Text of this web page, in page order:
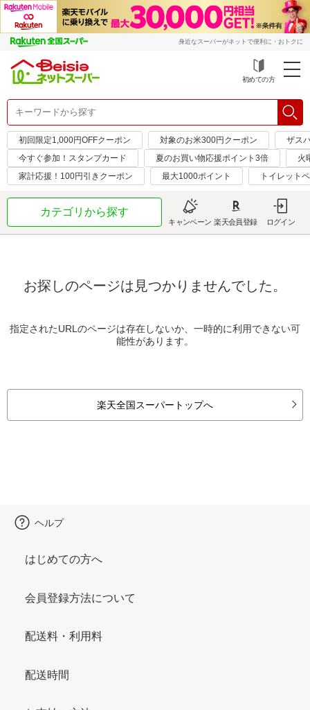
身近なスーパーがネットで便利に・おトクに
初めての方
初回限定1,000円OFFクーポン 対象のお米300円クーポン
ザス
今すぐ参加！スタンプカード
夏のお買い物応援ポイント3倍
火
家計応援！100円引きクーポン
最大1000ポイント トイレット
カテゴリから探す
キャンペーン 楽天会員登録 ログイン
お探しのページは見つかりませんでした。
指定されたURLのページは存在しないか、一時的に利用できない可
能性があります。
楽天全国スーパートップへ
ヘルプ
はじめての方へ
会員登録方法について
配送料・利用料
配送時間